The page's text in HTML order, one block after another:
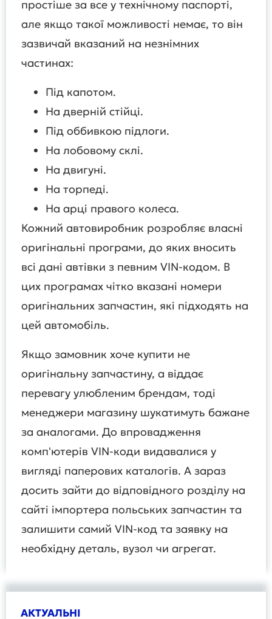
простіше за все у технічному паспорті,
але якщо такої можливості немає, то він
зазвичай вказаний на незнімних
частинах:
Під капотом.
На дверній стійці.
Під оббивкою підлоги.
На лобовому склі.
На двигуні.
На торпеді.
На арці правого колеса.
Кожний автовиробник розробляє власні
оригінальні програми, до яких вносить
всі дані автівки з певним VIN-кодом. В
цих програмах чітко вказані номери
оригінальних запчастин, які підходять на
цей автомобіль.
Якщо замовник хоче купити не
оригінальну запчастину, а віддає
перевагу улюбленим брендам, тоді
менеджери магазину шукатимуть бажане
за аналогами. До впровадження
комп'ютерів VIN-коди видавалися у
вигляді паперових каталогів. А зараз
досить зайти до відповідного розділу на
сайті імпортера польських запчастин та
залишити самий VIN-код та заявку на
необхідну деталь, вузол чи агрегат.
АКТУАЛЬНІ